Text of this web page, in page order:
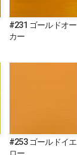
#231 ゴールドオー
カー
#253 ゴールドイエ